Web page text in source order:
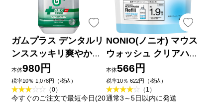
ガムプラス デンタルリ
ンススッキリ爽やかタ
イプ ９００ｍｌ サン
スター (医薬部外品)
本体980円
税率10％ 1,078円（税込）
（0）
今すぐのご注文で最短今日(20
NONIO(ノニオ) マウス
ウォッシュ クリアハー
ブミント 詰め替え パ
ウチ 洗口液 ９５０ｍ
ｌ ライオン (医薬部外
本体566円
税率10％ 622円（税込）
（1）
通常3～5日以内に発送